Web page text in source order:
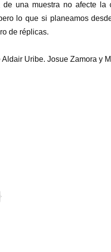
una muestra no afecte la
lo que si planeamos
de réplicas.
Uribe. Josue Zamora y